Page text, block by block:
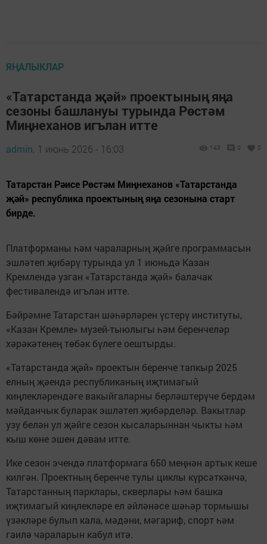
ЯҢАЛЫКЛАР
«Татарстанда җәй» проектының яңа
сезоны башлануы турында Рөстәм
Миңнеханов игълан итте
admin, 1 июнь 2026 - 16:03 143 0 0
Татарстан Рәисе Рөстәм Миңнеханов «Татарстанда
җәй» республика проектының яңа сезонына старт
бирде.
Платформаны һәм чараларның җәйге программасын
эшләтеп җибәрү турында ул 1 июньдә Казан
Кремлендә узган «Татарстанда җәй» балачак
фестивалендә игълан итте.
Бәйрәмне Татарстан шәһәрләрен үстерү институты,
«Казан Кремле» музей-тыюлыгы һәм беренчеләр
хәрәкәтенең төбәк бүлеге оештырды.
«Татарстанда җәй» проектын беренче тапкыр 2025
елның җәендә республиканың иҗтимагый
киңлекләрендәге вакыйгаларны берләштерүче бердәм
мәйданчык буларак эшләтеп җибәрделәр. Вакытлар
узу белән ул җәйге сезон кысаларыннан чыкты һәм
кыш көне эшен дәвам итте.
Ике сезон эчендә платформага 650 меңнән артык кеше
килгән. Проектның беренче тулы циклы күрсәткәнчә,
Татарстанның парклары, скверлары һәм башка
иҗтимагый киңлекләре ел әйләнәсе шәһәр тормышы
үзәкләре булып кала, мәдәни, мәгариф, спорт һәм
гаилә чараларын кабул итә.